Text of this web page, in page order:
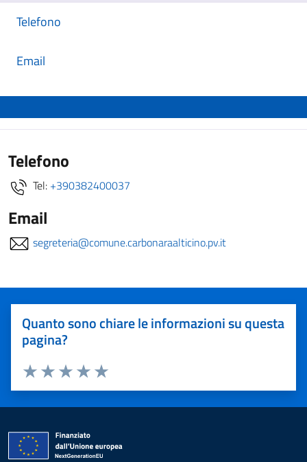
Telefono
Email
Telefono
Tel: +390382400037
Email
segreteria@comune.carbonaraalticino.pv.it
Quanto sono chiare le informazioni su questa
pagina?
Valuta 5 stelle su 5
Valuta 4 stelle su 5
Valuta 3 stelle su 5
Valuta 2 stelle su 5
Valuta 1 stelle su 5